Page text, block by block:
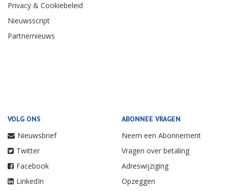
Privacy & Cookiebeleid
Nieuwsscript
Partnernieuws
VOLG ONS
Nieuwsbrief
Twitter
Facebook
LinkedIn
ABONNEE VRAGEN
Neem een Abonnement
Vragen over betaling
Adreswijziging
Opzeggen